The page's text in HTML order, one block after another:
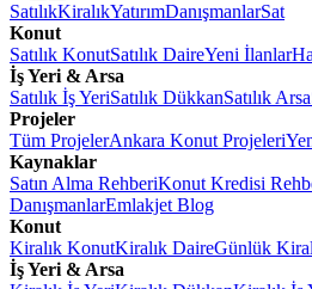
SatılıkKiralıkYatırımDanışmanlarSat
Konut
Satılık KonutSatılık DaireYeni İlanlar
İş Yeri & Arsa
Satılık İş YeriSatılık DükkanSatılık Arsa
Projeler
Tüm ProjelerAnkara Konut Projeleri
Kaynaklar
Satın Alma RehberiKonut Kredisi
DanışmanlarEmlakjet Blog
Konut
Kiralık KonutKiralık DaireGünlük
İş Yeri & Arsa